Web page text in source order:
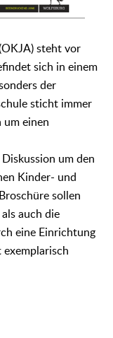
steht vor
sich in einem
der
sticht immer
um einen
um den
Kinder- und
sollen
auch die
eine Einrichtung